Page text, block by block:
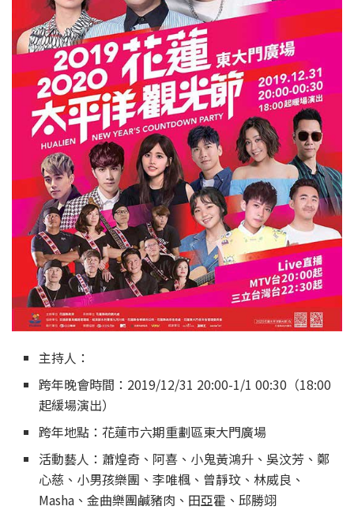
主持人：
跨年晚會時間：2019/12/31 20:00-1/1 00:30（18:00
起緩場演出）
跨年地點：花蓮市六期重劃區東大門廣場
活動藝人：蕭煌奇、阿喜、小鬼黃鴻升、吳汶芳、鄭
心慈、小男孩樂團、李唯楓、曾靜玟、林威良、
Masha、金曲樂團鹹豬肉、田亞霍、邱勝翊